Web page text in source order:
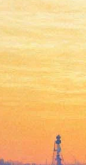
и
выгнали